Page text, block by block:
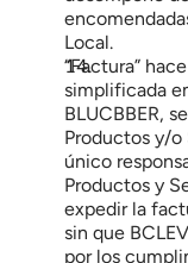
Local.
“Factura”
simplificada
BLUCBBER,
Productos y/o
único
Productos y
expedir la
sin que
por los